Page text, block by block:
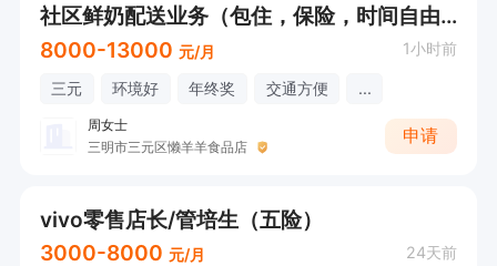
社区鲜奶配送业务（包住，保险，时间自由，接受无经验）
8000-13000 元/月 1小时前
三元 环境好 年终奖 交通方便 ...
周女士
三明市三元区懒羊羊食品店
申请
vivo零售店长/管培生（五险）
3000-8000 元/月 24天前